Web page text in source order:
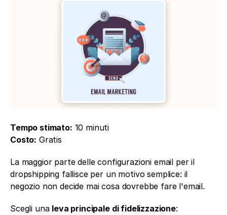
Tempo stimato: 10 minuti
Costo: Gratis
La maggior parte delle configurazioni email per il
dropshipping fallisce per un motivo semplice: il
negozio non decide mai cosa dovrebbe fare l'email.
Scegli una leva principale di fidelizzazione: